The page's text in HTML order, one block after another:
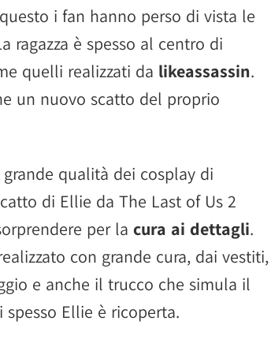
i fan hanno perso di vista le
ragazza è spesso al centro di
quelli realizzati da likeassassin.
un nuovo scatto del proprio
qualità dei cosplay di
di Ellie da The Last of Us 2
per la cura ai dettagli.
con grande cura, dai vestiti,
e anche il trucco che simula il
Ellie è ricoperta.